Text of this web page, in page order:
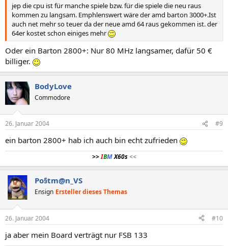
jep die cpu ist für manche spiele bzw. für die spiele die neu raus
kommen zu langsam. Emphlenswert wäre der amd barton 3000+.Ist
auch net mehr so teuer da der neue amd 64 raus gekommen ist. der
64er kostet schon einiges mehr
Oder ein Barton 2800+: Nur 80 MHz langsamer, dafür 50 €
billiger.
BodyLove
Commodore
26. Januar 2004 #9
ein barton 2800+ hab ich auch bin echt zufrieden
>>IBMX60s<<
Po§tm@n_VS
Ensign Ersteller dieses Themas
26. Januar 2004 #10
ja aber mein Board verträgt nur FSB 133